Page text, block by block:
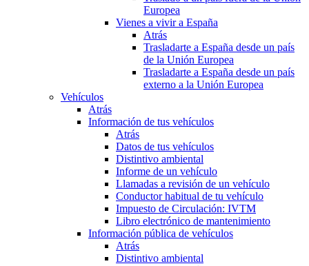
Europea
Vienes a vivir a España
Atrás
Trasladarte a España desde un país
de la Unión Europea
Trasladarte a España desde un país
externo a la Unión Europea
Vehículos
Atrás
Información de tus vehículos
Atrás
Datos de tus vehículos
Distintivo ambiental
Informe de un vehículo
Llamadas a revisión de un vehículo
Conductor habitual de tu vehículo
Impuesto de Circulación: IVTM
Libro electrónico de mantenimiento
Información pública de vehículos
Atrás
Distintivo ambiental